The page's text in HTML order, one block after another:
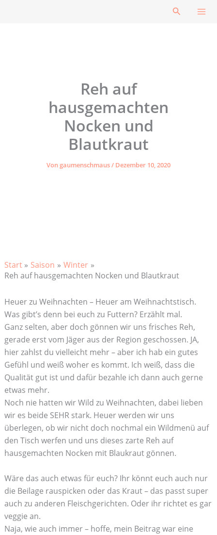
Suchen
Reh auf
hausgemachten
Nocken und
Blautkraut
Vongaumenschmaus/ Dezember 10, 2020
Start Saison
Winter
Reh auf hausgemachten Nocken und Blautkraut
Heuer zu Weihnachten – Heuer am Weihnachtstisch.
Was gibt’s denn bei euch zu Futtern? Erzählt mal.
Ganz selten, aber doch gönnen wir uns frisches Reh,
gerade erst vom Jäger aus der Region geschossen. JA,
hier zahlst du vielleicht mehr – aber ich hab ein gutes
Gefühl und weiß woher es kommt. Ich weiß, dass die
Qualität gut ist und dafür bezahle ich dann auch gerne
etwas mehr.
Noch nie hatten wir Wild zu Weihnachten, dabei lieben
wir es beide SEHR stark. Heuer werden wir uns
überlegen, ob wir nicht doch nochmal ein Wildmenü auf
den Tisch werfen und uns dieses zarte Reh auf
hausgemachten Nocken mit Blaukraut gönnen.
Wäre das auch etwas für euch? Ihr könnt euch auch nur
die Beilage rauspicken oder das Kraut – das passt super
auch zu anderen Fleischgerichten. Oder ihr richtet es gar
veggie an.
Naja, wie auch immer – hoffe, mein Beitrag war eine